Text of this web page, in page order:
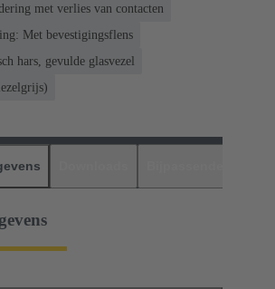
met verlies van contacten
Met bevestigingsflens
hars, gevulde glasvezel